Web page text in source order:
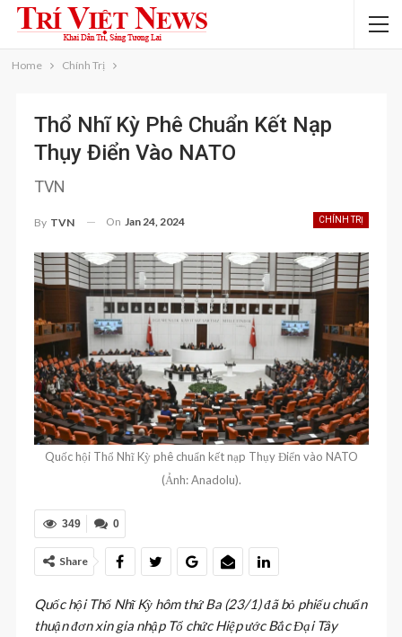
Home Chính Trị
Thổ Nhĩ Kỳ Phê Chuẩn Kết Nạp
Thụy Điển Vào NATO
TVN
CHÍNH TRỊ
By TVN On Jan 24, 2024
Quốc hội Thổ Nhĩ Kỳ phê chuẩn kết nạp Thụy Điển vào NATO
(Ảnh: Anadolu).
0
349
Share
Quốc hội Thổ Nhĩ Kỳ hôm thứ Ba (23/1) đã bỏ phiếu chuẩn
thuận đơn xin gia nhập Tổ chức Hiệp ước Bắc Đại Tây